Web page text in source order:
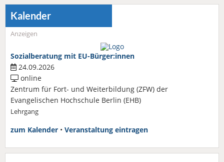
Kalender
Anzeigen
Sozialberatung mit EU-Bürger:innen
24.09.2026
online
Zentrum für Fort- und Weiterbildung (ZFW) der
Evangelischen Hochschule Berlin (EHB)
Lehrgang
zum Kalender • Veranstaltung eintragen